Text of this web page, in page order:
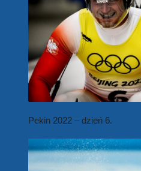
Pekin 2022 – dzień 6.